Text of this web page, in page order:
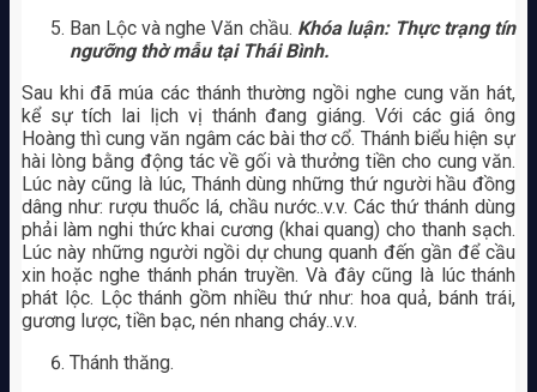
Ban Lộc và nghe Văn chầu. Khóa luận: Thực trạng tín
ngưỡng thờ mẫu tại Thái Bình.
Sau khi đã múa các thánh thường ngồi nghe cung văn hát,
kể sự tích lai lịch vị thánh đang giáng. Với các giá ông
Hoàng thì cung văn ngâm các bài thơ cổ. Thánh biểu hiện sự
hài lòng bằng động tác về gối và thưởng tiền cho cung văn.
Lúc này cũng là lúc, Thánh dùng những thứ người hầu đồng
dâng như: rượu thuốc lá, chầu nước..v.v. Các thứ thánh dùng
phải làm nghi thức khai cương (khai quang) cho thanh sạch.
Lúc này những người ngồi dự chung quanh đến gần để cầu
xin hoặc nghe thánh phán truyền. Và đây cũng là lúc thánh
phát lộc. Lộc thánh gồm nhiều thứ như: hoa quả, bánh trái,
gương lược, tiền bạc, nén nhang cháy..v.v.
Thánh thăng.